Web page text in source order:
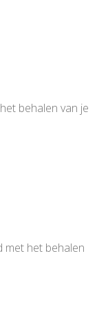
behalen van je
met het behalen